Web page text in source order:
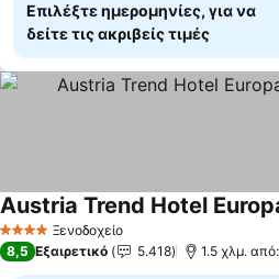
Επιλέξτε ημερομηνίες, για να
δείτε τις ακριβείς τιμές
4 ΑστέριαΞενοδοχείο
Εμφάνιση τιμών
8,5 Εξαιρετικό 5.418 1.5 χλμ.